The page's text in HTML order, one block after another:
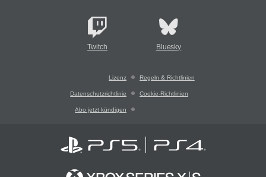
Twitch Bluesky
Lizenz Regeln & Richtlinien
Datenschutzrichtlinie Cookie-Richtlinien
Abo jetzt kündigen